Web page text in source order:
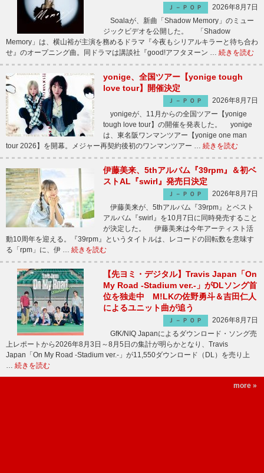
Ｊ－ＰＯＰ
2026年8月7日
Soalaが、新曲「Shadow Memory」のミュー
ジックビデオを公開した。 「Shadow
Memory」は、横山裕が主演を務めるドラマ『今夜もシリアルキラーと待ち合わ
せ』のオープニング曲。同ドラマは講談社『good!アフタヌーン … 続きを読む
yonige、全国ツアー【yonige tough
love tour】開催決定
Ｊ－ＰＯＰ
2026年8月7日
yonigeが、11月からの全国ツアー【yonige
tough love tour】の開催を発表した。 yonige
は、東名阪ワンマンツアー【yonige one man
tour 2026】を開幕。メジャー再契約後初のワンマンツアー … 続きを読む
伊藤美来、5thアルバム『39rpm』＆初ベ
ストAL『swirl』発売日決定
Ｊ－ＰＯＰ
2026年8月7日
伊藤美来が、5thアルバム『39rpm』とベスト
アルバム『swirl』を10月7日に同時発売すること
が決定した。 伊藤美来は今年アーティスト活
動10周年を迎える。『39rpm』というタイトルは、レコードの回転数を意味す
る「rpm」に、伊 … 続きを読む
【先ヨミ・デジタル】Travis Japan「On
My Road -Stadium ver.-」がDLソング首
位を独走中 M!LKの佐野勇斗＆吉田仁人
によるユニット曲が追う
Ｊ－ＰＯＰ
2026年8月7日
GfK/NIQ Japanによるダウンロード・ソング売
上レポートから2026年8月3日～8月5日の集計が明らかとなり、Travis
Japan「On My Road -Stadium ver.-」が11,550ダウンロード（DL）を売り上
… 続きを読む
more »